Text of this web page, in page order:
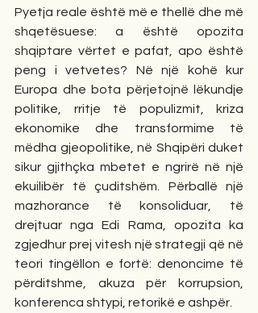
Pyetja reale është më e thellë dhe më
shqetësuese: a është opozita
shqiptare vërtet e pafat, apo është
peng i vetvetes? Në një kohë kur
Europa dhe bota përjetojnë lëkundje
politike, rritje të populizmit, kriza
ekonomike dhe transformime të
mëdha gjeopolitike, në Shqipëri duket
sikur gjithçka mbetet e ngrirë në një
ekuilibër të çuditshëm. Përballë një
mazhorance të konsoliduar, të
drejtuar nga Edi Rama, opozita ka
zgjedhur prej vitesh një strategji që në
teori tingëllon e fortë: denoncime të
përditshme, akuza për korrupsion,
konferenca shtypi, retorikë e ashpër.